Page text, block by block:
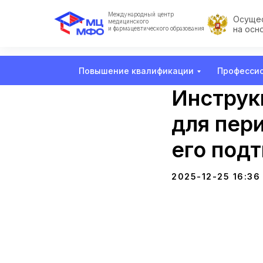
на
Международный центр
медицинского
и фармацевтического образования
Повышение квалификации
для
его
2025-12-25 16:36